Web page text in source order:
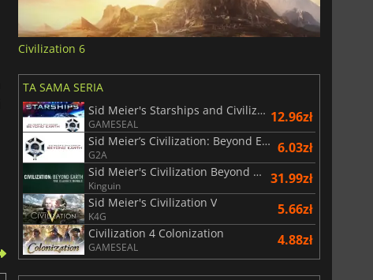
Civilization 6
TA SAMA SERIA
Sid Meier's Starships and Civilization Beyond Earth
GAMESEAL 12.96zł
Sid Meier’s Civilization: Beyond Earth
G2A 6.03zł
Sid Meier's Civilization Beyond Earth Classics Bundle
Kinguin 31.99zł
Sid Meier's Civilization V
K4G 5.66zł
Civilization 4 Colonization
GAMESEAL 4.88zł